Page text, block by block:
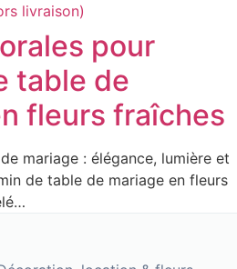
livraison)
pour
table de
fleurs fraîches
mariage : élégance, lumière et
de table de mariage en fleurs